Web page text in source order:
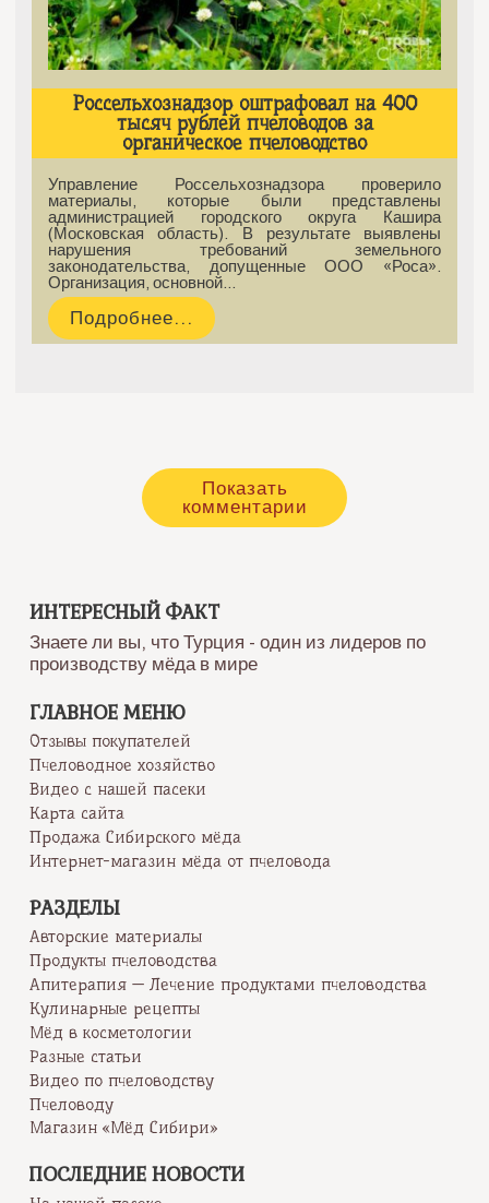
Россельхознадзор оштрафовал на 400
тысяч рублей пчеловодов за
органическое пчеловодство
Управление Россельхознадзора проверило
материалы, которые были представлены
администрацией городского округа Кашира
(Московская область). В результате выявлены
нарушения требований земельного
законодательства, допущенные ООО «Роса».
Организация, основной…
Подробнее...
Показать
комментарии
ИНТЕРЕСНЫЙ ФАКТ
Знаете ли вы, что Турция - один из лидеров по
производству мёда в мире
ГЛАВНОЕ МЕНЮ
Отзывы покупателей
Пчеловодное хозяйство
Видео с нашей пасеки
Карта сайта
Продажа Сибирского мёда
Интернет-магазин мёда от пчеловода
РАЗДЕЛЫ
Авторские материалы
Продукты пчеловодства
Апитерапия — Лечение продуктами пчеловодства
Кулинарные рецепты
Мёд в косметологии
Разные статьи
Видео по пчеловодству
Пчеловоду
Магазин «Мёд Сибири»
ПОСЛЕДНИЕ НОВОСТИ